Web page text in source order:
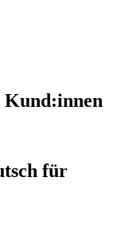
Kund:innen
für